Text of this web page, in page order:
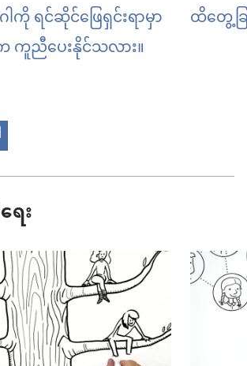
ကို ရင်ဆိုင်ဖြေရှင်းရာမှာ
ကူညီပေးနိုင်သလား။
ထိတွေ့ခ
း